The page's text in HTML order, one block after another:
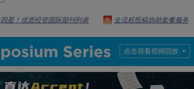
星！优质经管国际期刊列表 热 全流程投稿协助套餐服务